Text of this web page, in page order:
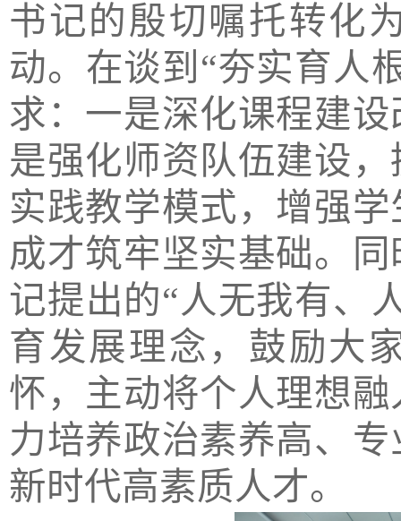
书记的殷切嘱托转化
动。在谈到“夯实育人
求：一是深化课程建
是强化师资队伍建设
实践教学模式，增强
成才筑牢坚实基础。
记提出的“人无我有、
育发展理念，鼓励大
怀，主动将个人理想
力培养政治素养高、
新时代高素质人才。